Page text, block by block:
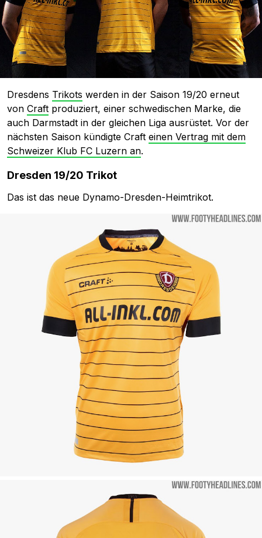
Dresdens Trikots werden in der Saison 19/20 erneut
von Craft produziert, einer schwedischen Marke, die
auch Darmstadt in der gleichen Liga ausrüstet. Vor der
nächsten Saison kündigte Craft einen Vertrag mit dem
Schweizer Klub FC Luzern an.
Dresden 19/20 Trikot
Das ist das neue Dynamo-Dresden-Heimtrikot.